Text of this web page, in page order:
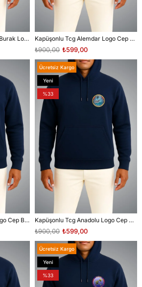
Kapüşonlu Tcg Alb. Hakkı Burak Logo Cep Baskılı Unisex Sweatshirt Kapüşonlu Tcg Alemdar Logo Cep Baskılı Unisex Sweatshirt
₺599,00
₺900,00
Kapüşonlu Tcg Amasra Logo Cep Baskılı Unisex Sweatshirt Kapüşonlu Tcg Anadolu Logo Cep Baskılı Unisex Sweatshirt
₺599,00
₺900,00
Ücretsiz Kargo
Yeni
Ürün
%33
Ücretsiz Kargo
Yeni
Ürün
%33